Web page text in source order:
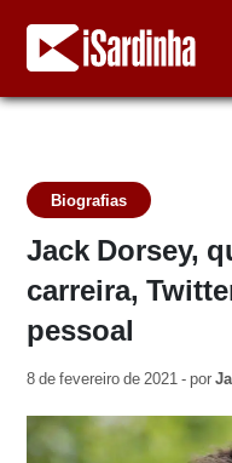
Biografias
Jack Dorsey,
carreira,
pessoal
8 de fevereiro de 2021 - por